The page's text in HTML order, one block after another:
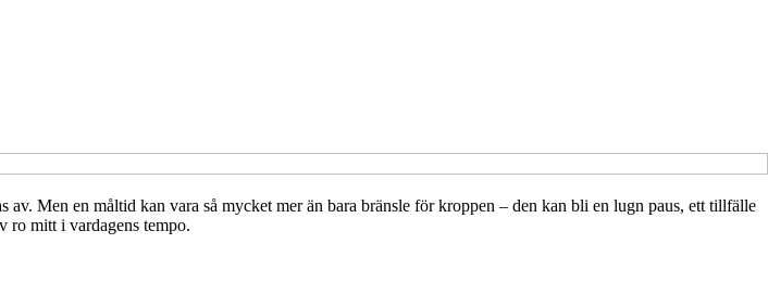
Men en måltid kan vara så mycket mer än bara bränsle för kroppen – den kan bli en lugn paus, ett tillfälle
ro mitt i vardagens tempo.